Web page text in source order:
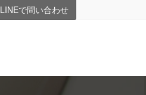
LINEで問い合わせ